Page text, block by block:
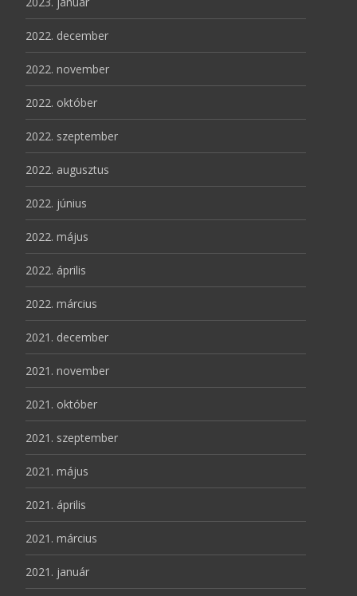
2022. december
2022. november
2022. október
2022. szeptember
2022. augusztus
2022. június
2022. május
2022. április
2022. március
2021. december
2021. november
2021. október
2021. szeptember
2021. május
2021. április
2021. március
2021. január